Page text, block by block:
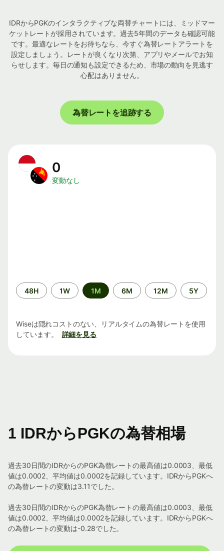
IDRからPGKのインタラクティブな両替チャートには、ミッドマー
ケットレートが採用されています。過去5年間のデータも確認可能
です。最適なレートをお待ちなら、今すぐ為替レートアラートを
設定しましょう。レートが良くなり次第、アプリやメールでお知
らせします。毎日の通知も設定できるため、市場の動向を見逃す
心配はありません。
為替レートを追跡する
0
変動なし
期
間
48H 1W 1M 6M 12M 5Y
Wiseは隠れコストのない、リアルタイムの為替レートを使用
しています。
詳細を見る
1 IDRからPGKの為替相場
過去30日間のIDRからのPGK為替レートの最高値は0.0003、最低
値は0.0002、平均値は0.0002を記録しています。IDRからPGKへ
の為替レートの変動は3.11でした。
過去30日間のIDRからのPGK為替レートの最高値は0.0003、最低
値は0.0002、平均値は0.0002を記録しています。IDRからPGKへ
の為替レートの変動は-0.28でした。